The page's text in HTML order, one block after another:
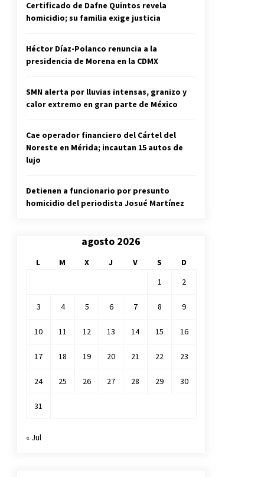
Certificado de Dafne Quintos revela
homicidio; su familia exige justicia
Héctor Díaz-Polanco renuncia a la
presidencia de Morena en la CDMX
SMN alerta por lluvias intensas, granizo y
calor extremo en gran parte de México
Cae operador financiero del Cártel del
Noreste en Mérida; incautan 15 autos de
lujo
Detienen a funcionario por presunto
homicidio del periodista Josué Martínez
agosto 2026
L M X J V S
D
1
2
3 4 5 6 7 8 9
10 11 12 13 14 15 16
17 18 19 20 21 22 23
24 25 26 27 28 29 30
31
« Jul